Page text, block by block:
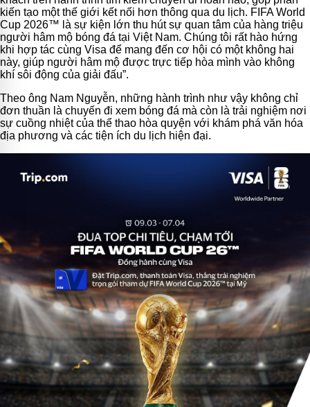
kiến tạo một thế giới kết nối hơn thông qua du lịch. FIFA World
Cup 2026™ là sự kiện lớn thu hút sự quan tâm của hàng triệu
người hâm mộ bóng đá tại Việt Nam. Chúng tôi rất hào hứng
khi hợp tác cùng Visa để mang đến cơ hội có một không hai
này, giúp người hâm mộ được trực tiếp hòa mình vào không
khí sôi động của giải đấu”.
Theo ông Nam Nguyễn, những hành trình như vậy không chỉ
đơn thuần là chuyến đi xem bóng đá mà còn là trải nghiệm nơi
sự cuồng nhiệt của thể thao hòa quyện với khám phá văn hóa
địa phương và các tiện ích du lịch hiện đại.